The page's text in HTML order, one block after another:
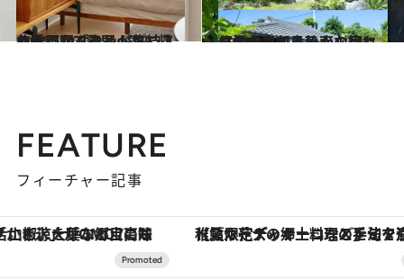
2021.5.20
北欧照明ブランドプレスの愛用品7選 早く家に帰りたくなる逸品が集結！
ライフスタイル 2021.9.12
【沖永良部島】南の島に住むなら…… そんな憧れを搔き立てる静かな宿
旅＆お出かけ
FEATURE
フィーチャー記事
【夏限定ディナーコース】旬を迎える稚鮎や花ズッキーニなどをイタリア・トスカーナの郷土料理の手法で満喫！ ヴァシュロン・コンスタンタ